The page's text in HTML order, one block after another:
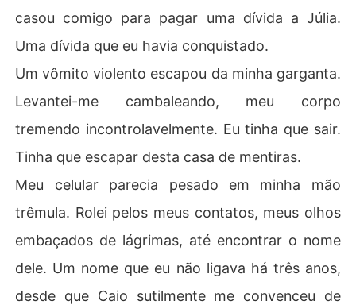
casou comigo para pagar uma dívida a Júlia.
Uma dívida que eu havia conquistado.
Um vômito violento escapou da minha garganta.
Levantei-me cambaleando, meu corpo
tremendo incontrolavelmente. Eu tinha que sair.
Tinha que escapar desta casa de mentiras.
Meu celular parecia pesado em minha mão
trêmula. Rolei pelos meus contatos, meus olhos
embaçados de lágrimas, até encontrar o nome
dele. Um nome que eu não ligava há três anos,
desde que Caio sutilmente me convenceu de